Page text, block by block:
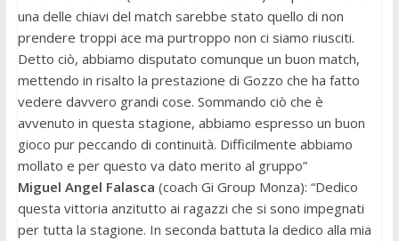
una delle chiavi del match sarebbe stato quello di non
prendere troppi ace ma purtroppo non ci siamo riusciti.
Detto ciò, abbiamo disputato comunque un buon match,
mettendo in risalto la prestazione di Gozzo che ha fatto
vedere davvero grandi cose. Sommando ciò che è
avvenuto in questa stagione, abbiamo espresso un buon
gioco pur peccando di continuità. Difficilmente abbiamo
mollato e per questo va dato merito al gruppo”
Miguel Angel Falasca (coach Gi Group Monza): “Dedico
questa vittoria anzitutto ai ragazzi che si sono impegnati
per tutta la stagione. In seconda battuta la dedico alla mia